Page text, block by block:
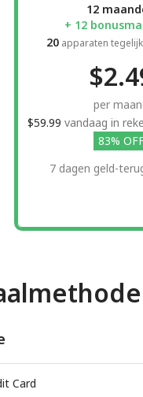
12
+ 12
20apparaten
per
$59.99 vandaag in
83%
7 dagen geld-
Card